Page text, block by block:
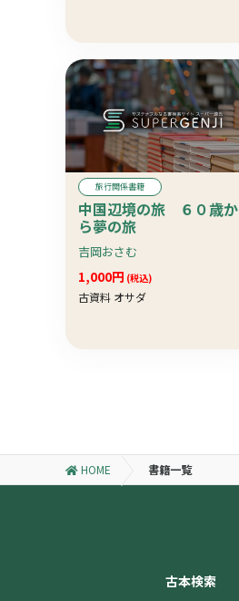
旅行関係書籍
中国辺境の旅 ６０歳か
ら夢の旅
吉岡おさむ
1,000円 (税込)
古資料 オサダ
HOME 書籍一覧
古本検索